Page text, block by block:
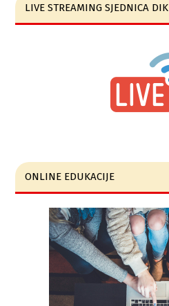
LIVE STREAMING SJEDNICA DIK
ONLINE EDUKACIJE